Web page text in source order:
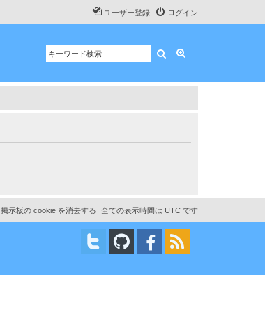
ログイン
ユーザー登録
検索
全ての表示時間は UTC です
掲示板の cookie を消去する